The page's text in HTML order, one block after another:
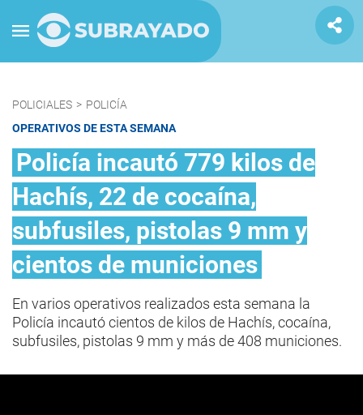
POLICIALES > POLICÍA
OPERATIVOS DE ESTA SEMANA
Policía incautó 779 kilos de
Hachís, 22 de cocaína,
subfusiles, pistolas 9 mm y
cientos de municiones
En varios operativos realizados esta semana la
Policía incautó cientos de kilos de Hachís, cocaína,
subfusiles, pistolas 9 mm y más de 408 municiones.